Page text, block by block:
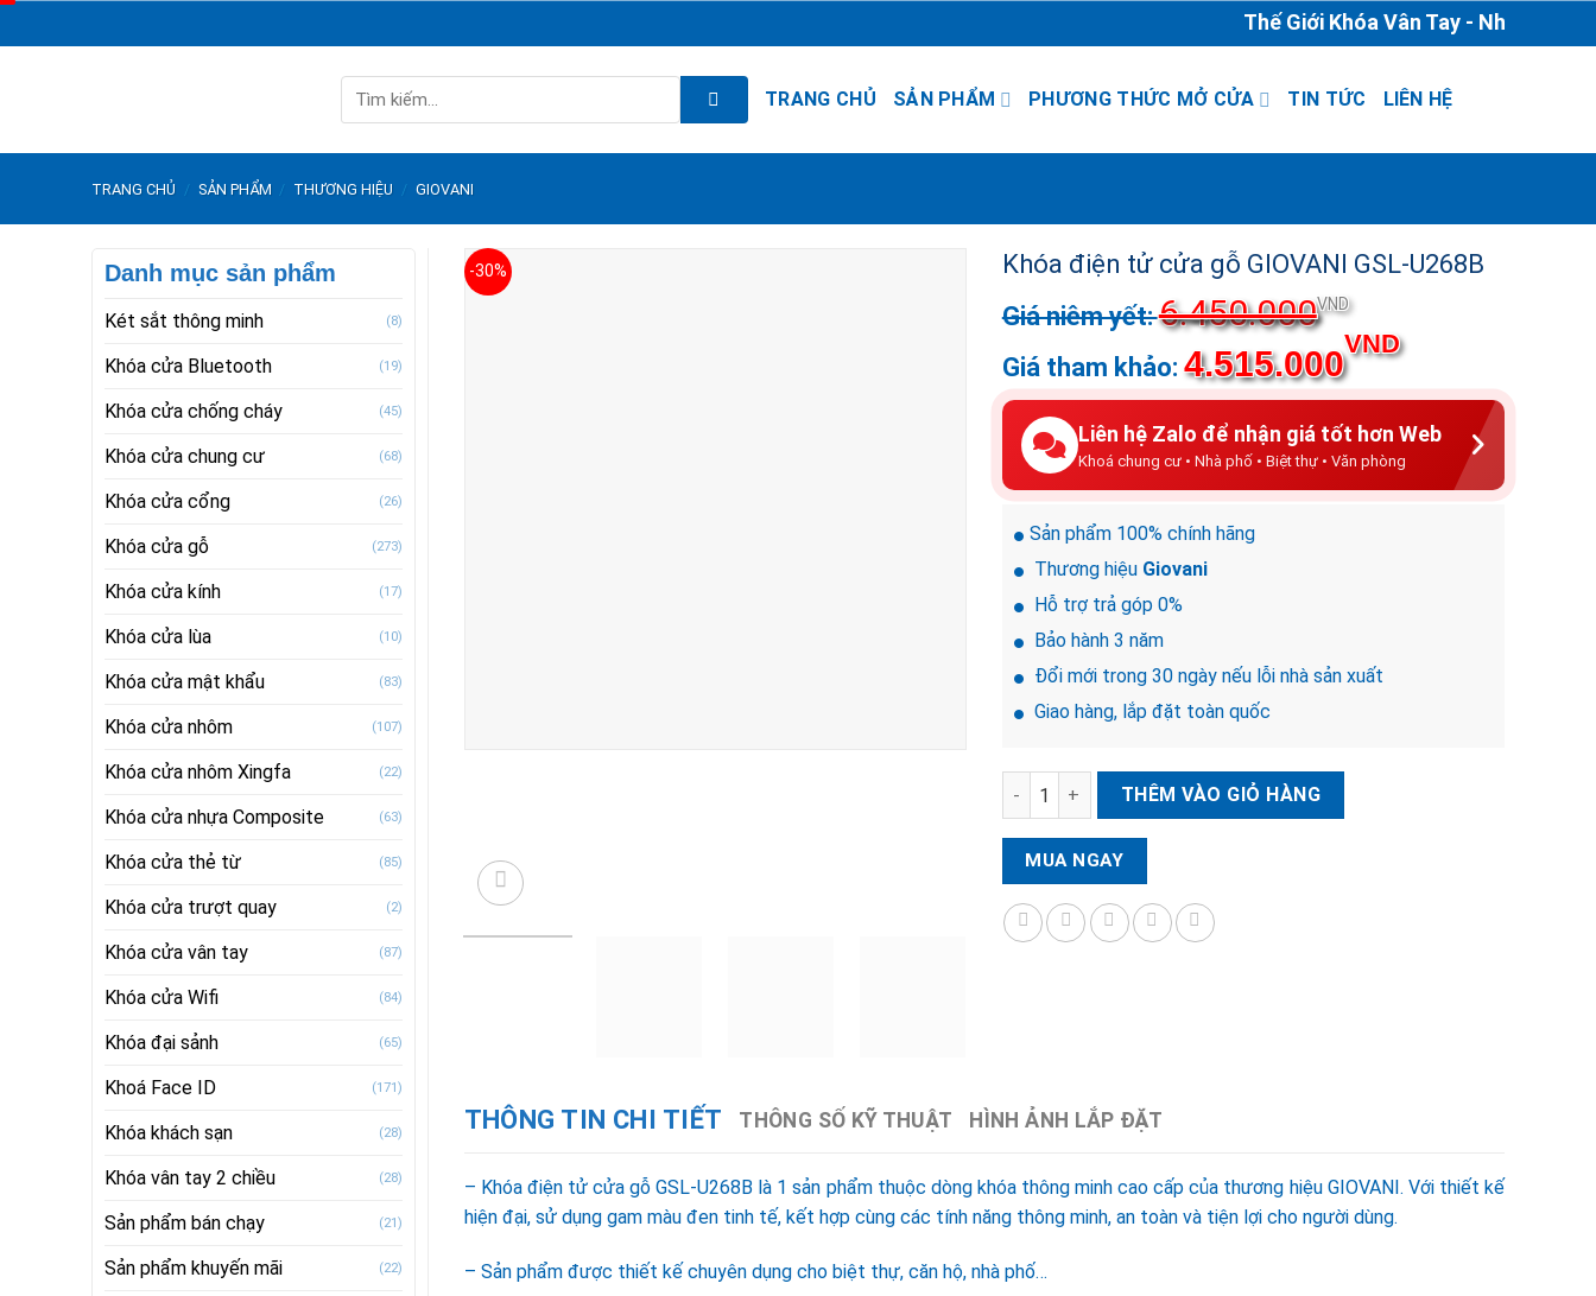
to
Thế Giới Khóa Vân Tay - Nhà Phân
kiếm:
TRANG CHỦ SẢN PHẨM PHƯƠNG THỨC MỞ CỬA TIN TỨC LIÊN HỆ
TRANG CHỦ / SẢN PHẨM / THƯƠNG HIỆU / GIOVANI
Danh mục sản phẩm
Két sắt thông minh (8)
Khóa cửa Bluetooth (19)
Khóa cửa chống cháy (45)
Khóa cửa chung cư (68)
Khóa cửa cổng (26)
Khóa cửa gỗ (273)
Khóa cửa kính (17)
Khóa cửa lùa (10)
Khóa cửa mật khẩu (83)
Khóa cửa nhôm (107)
Khóa cửa nhôm Xingfa (22)
Khóa cửa nhựa Composite (63)
Khóa cửa thẻ từ (85)
Khóa cửa trượt quay (2)
Khóa cửa vân tay (87)
Khóa cửa Wifi (84)
Khóa đại sảnh (65)
Khoá Face ID (171)
Khóa khách sạn (28)
Khóa vân tay 2 chiều (28)
Sản phẩm bán chạy (21)
Sản phẩm khuyến mãi (22)
-30% Khóa điện tử cửa gỗ GIOVANI GSL-U268B
6.450.000VNDGiá
gốc
là:
6.450.000VND.
4.515.000
VNDGiá
tại
là:
4.515.000VND.
Liên hệ Zalo để nhận giá tốt hơn Web
Khoá chung cư • Nhà phố • Biệt thự • Văn phòng
Sản phẩm 100% chính hãng
Thương hiệu Giovani
Hỗ trợ trả góp 0%
Bảo hành 3 năm
Đổi mới trong 30 ngày nếu lỗi nhà sản xuất
Giao hàng, lắp đặt toàn quốc
Khóa điện tử cửa gỗ GIOVANI GSL-U268B số lượng
THÊM VÀO GIỎ HÀNG
MUA NGAY
THÔNG TIN CHI TIẾT THÔNG SỐ KỸ THUẬT HÌNH ẢNH LẮP ĐẶT
– Khóa điện tử cửa gỗ GSL-U268B là 1 sản phẩm thuộc dòng khóa thông minh cao cấp của thương hiệu GIOVANI. Với thiết kế
hiện đại, sử dụng gam màu đen tinh tế, kết hợp cùng các tính năng thông minh, an toàn và tiện lợi cho người dùng.
– Sản phẩm được thiết kế chuyên dụng cho biệt thự, căn hộ, nhà phố…